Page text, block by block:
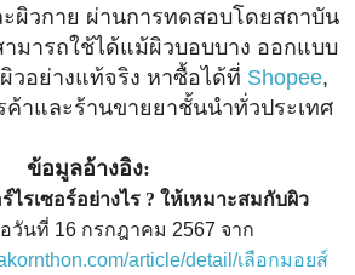
ผิวกาย ผ่านการทดสอบโดยสถาบัน
มารถใช้ได้แม้ผิวบอบบาง ออกแบบ
วอย่างแท้จริง หาซื้อได้ที่ Shopee,
ค้าและร้านขายยาชั้นนำทั่วประเทศ
ข้อมูลอ้างอิง:
ไรเซอร์อย่างไร ? ให้เหมาะสมกับผิว
วันที่ 16 กรกฎาคม 2567 จาก
article/detail/เลือกมอยส์